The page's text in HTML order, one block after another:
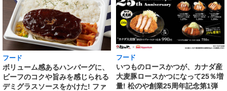
フード
ボリューム感あるハンバーグに、
ビーフのコクや旨みを感じられる
デミグラスソースをかけた! ファ
フード
いつものロースかつが、カナダ産
大麦豚ロースかつになって25％増
量! 松のや創業25周年記念第1弾